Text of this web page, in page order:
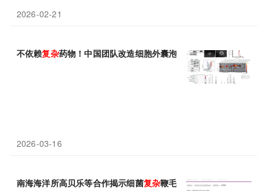
2026-02-21
不依赖复杂药物！中国团队改造细胞外囊泡，用极简支架蛋白解锁
2026-03-16
南海海洋所高贝乐等合作揭示细菌复杂鞭毛马达的结构组装和演化